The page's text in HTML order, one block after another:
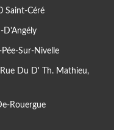
Saint-Céré
D'Angély
Sur-Nivelle
Du D' Th. Mathieu,
Rouergue